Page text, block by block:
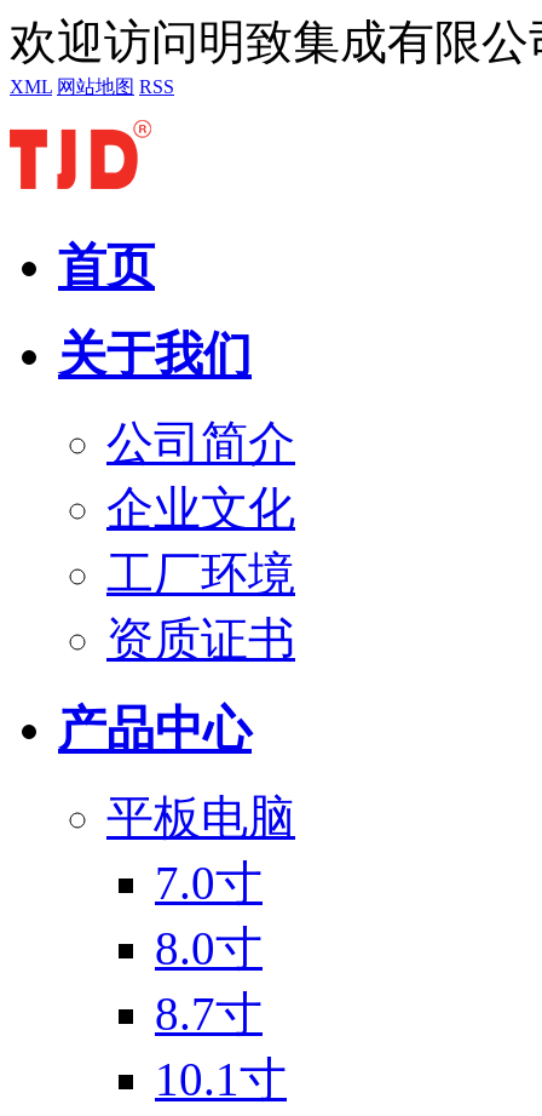
欢迎访问明致集成有限公
XML 网站地图 RSS
首页
关于我们
公司简介
企业文化
工厂环境
资质证书
产品中心
平板电脑
7.0寸
8.0寸
8.7寸
10.1寸